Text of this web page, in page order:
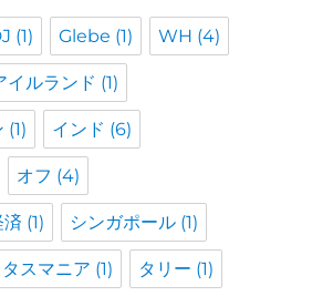
(1) Glebe (1) WH (4)
イルランド (1)
(1) インド (6)
オフ (4)
済 (1) シンガポール (1)
タスマニア (1) タリー (1)